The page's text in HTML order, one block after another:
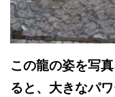
この龍の姿を写
ると、大きなパ